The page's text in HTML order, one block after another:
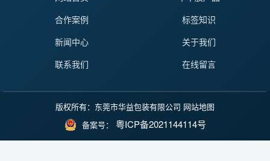
合作案例
标签知识
新闻中心
关于我们
联系我们
在线留言
版权所有：东莞市华益包装有限公司 网站地图
备案号： 粤ICP备2021144114号